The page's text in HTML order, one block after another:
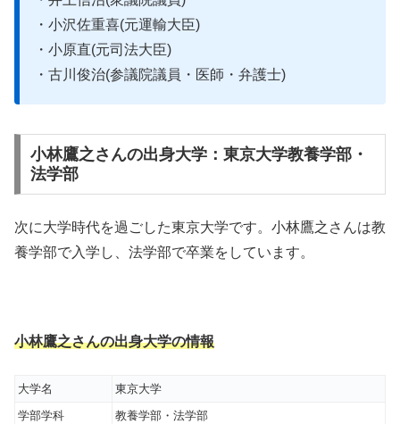
・小沢佐重喜(元運輸大臣)
・小原直(元司法大臣)
・古川俊治(参議院議員・医師・弁護士)
小林鷹之さんの出身大学：東京大学教養学部・
法学部
次に大学時代を過ごした東京大学です。小林鷹之さんは教
養学部で入学し、法学部で卒業をしています。
小林鷹之さんの出身大学の情報
大学名
東京大学
学部学科
教養学部・法学部